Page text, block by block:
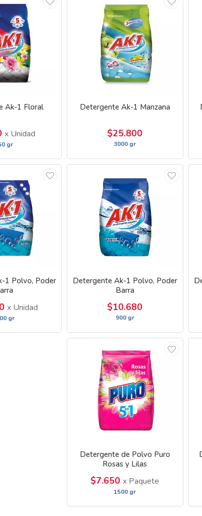
Ak-1 Floral
x Unidad
gr
Detergente Ak-1 Manzana
$25.800
3000 gr
1 Polvo, Poder
x Unidad
gr
Detergente Ak-1 Polvo, Poder
Barra
$10.680
900 gr
Detergente de Polvo Puro
Rosas y Lilas
$7.650x Paquete
1500 gr